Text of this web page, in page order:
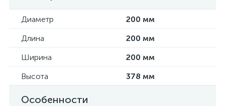
Диаметр
200 мм
Длина
200 мм
Ширина
200 мм
Высота
378 мм
Особенности